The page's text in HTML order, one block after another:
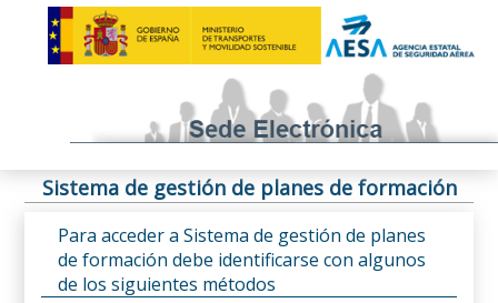
Sistema de gestión de planes de formación
Para acceder a Sistema de gestión de planes
de formación debe identificarse con algunos
de los siguientes métodos